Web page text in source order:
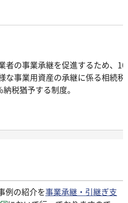
者の事業承継を促進するため、
な事業用資産の承継に係る相続
税猶予する制度。
例の紹介を事業承継・引継ぎ支